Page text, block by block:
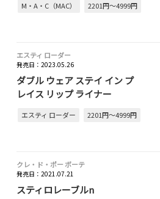
M・A・C（MAC） 2201円～4999円
エスティ ローダー
発売日：2023.05.26
ダブル ウェア ステイ イン プ
レイス リップ ライナー
エスティ ローダー 2201円～4999円
クレ・ド・ポー ボーテ
発売日：2021.07.21
スティロレーブルn